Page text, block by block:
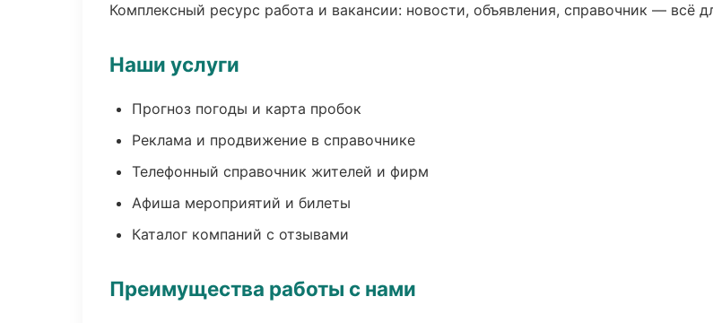
Комплексный ресурс работа и вакансии: новости, объявления, справочник — всё
Наши услуги
Прогноз погоды и карта пробок
Реклама и продвижение в справочнике
Телефонный справочник жителей и фирм
Афиша мероприятий и билеты
Каталог компаний с отзывами
Преимущества работы с нами